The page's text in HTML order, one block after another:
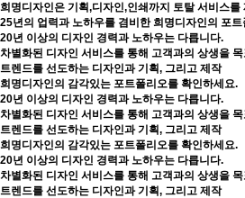
희명디자인은 기획,디자인,인쇄까지 토탈 서비스를
25년의 업력과 노하우를 겸비한 희명디자인의 포
20년 이상의 디자인 경력과 노하우는 다릅니다.
차별화된 디자인 서비스를 통해 고객과의 상생을
트렌드를 선도하는 디자인과 기획, 그리고 제작
희명디자인의 감각있는 포트폴리오를 확인하세요.
20년 이상의 디자인 경력과 노하우는 다릅니다.
차별화된 디자인 서비스를 통해 고객과의 상생을
트렌드를 선도하는 디자인과 기획, 그리고 제작
희명디자인의 감각있는 포트폴리오를 확인하세요.
20년 이상의 디자인 경력과 노하우는 다릅니다.
차별화된 디자인 서비스를 통해 고객과의 상생을
트렌드를 선도하는 디자인과 기획, 그리고 제작